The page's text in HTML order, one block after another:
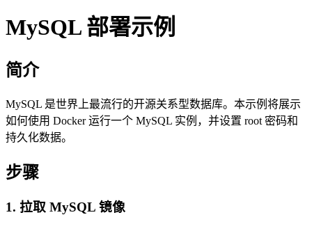
MySQL 部署示例
简介
MySQL 是世界上最流行的开源关系型数据库。本示例将展示
如何使用 Docker 运行一个 MySQL 实例，并设置 root 密码和
持久化数据。
步骤
1. 拉取 MySQL 镜像